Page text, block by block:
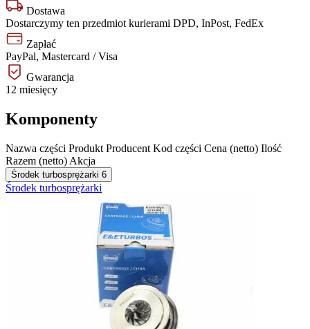
Dostawa
Dostarczymy ten przedmiot kurierami DPD, InPost, FedEx
Zapłać
PayPal, Mastercard / Visa
Gwarancja
12 miesięcy
Komponenty
Nazwa części Produkt Producent Kod części Cena (netto) Ilość
Razem (netto) Akcja
Środek turbosprężarki 6
Środek turbosprężarki